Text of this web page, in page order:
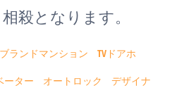
殺となります。
ブランドマンション TVドアホ
ーター オートロック デザイナ